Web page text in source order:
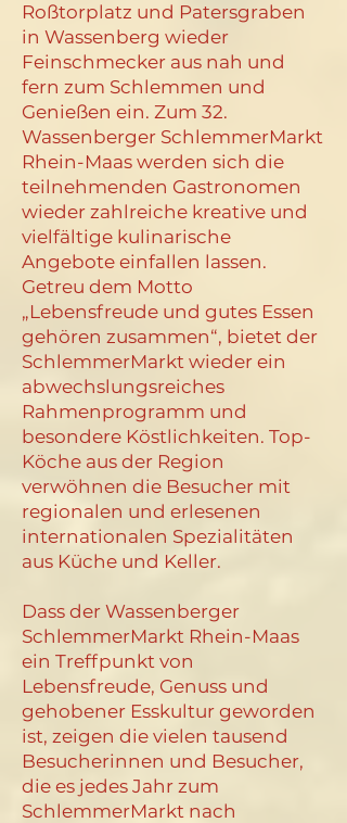
Roßtorplatz und Patersgraben
in Wassenberg wieder
Feinschmecker aus nah und
fern zum Schlemmen und
Genießen ein. Zum 32.
Wassenberger SchlemmerMarkt
Rhein-Maas werden sich die
teilnehmenden Gastronomen
wieder zahlreiche kreative und
vielfältige kulinarische
Angebote einfallen lassen.
Getreu dem Motto
„Lebensfreude und gutes Essen
gehören zusammen“, bietet der
SchlemmerMarkt wieder ein
abwechslungsreiches
Rahmenprogramm und
besondere Köstlichkeiten. Top-
Köche aus der Region
verwöhnen die Besucher mit
regionalen und erlesenen
internationalen Spezialitäten
aus Küche und Keller.
Dass der Wassenberger
SchlemmerMarkt Rhein-Maas
ein Treffpunkt von
Lebensfreude, Genuss und
gehobener Esskultur geworden
ist, zeigen die vielen tausend
Besucherinnen und Besucher,
die es jedes Jahr zum
SchlemmerMarkt nach